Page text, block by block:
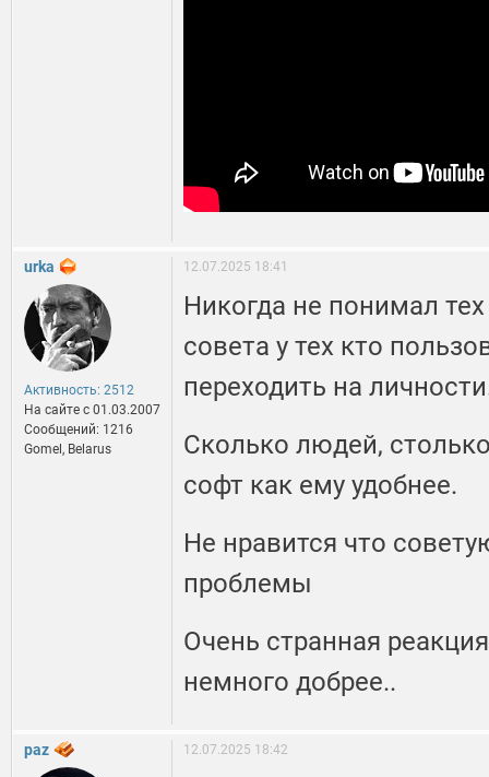
urka
Активность: 2512
На сайте c 01.03.2007
Сообщений: 1216
Gomel, Belarus
12.07.2025 18:41
Никогда не понимал
совета у тех кто
переходить на
Сколько людей,
софт как ему удобнее.
Не нравится что
проблемы
Очень странная
немного добрее..
paz 12.07.2025 18:42